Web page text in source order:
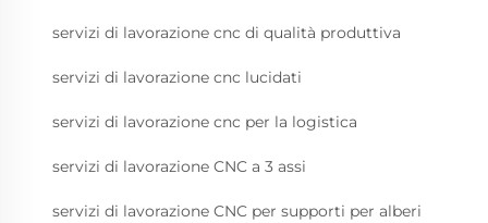
servizi di lavorazione cnc di qualità produttiva
servizi di lavorazione cnc lucidati
servizi di lavorazione cnc per la logistica
servizi di lavorazione CNC a 3 assi
servizi di lavorazione CNC per supporti per alberi